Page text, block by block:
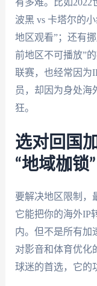
波黑 vs 卡塔尔的
地区观看”；还有
前地区不可播放”
联赛，也经常因为
员，却因为身处海
狂。
选对回国
“地域枷锁”
要解决地区限制
它能把你的海外IP
内。但不是所有加
对影音和体育优化
球迷的首选，它的